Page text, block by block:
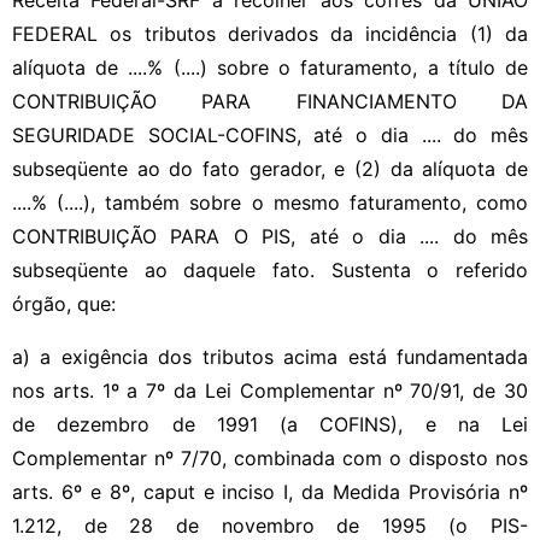
FEDERAL os tributos derivados da incidência (1) da
alíquota de ....% (....) sobre o faturamento, a título de
CONTRIBUIÇÃO PARA FINANCIAMENTO DA
SEGURIDADE SOCIAL-COFINS, até o dia .... do mês
subseqüente ao do fato gerador, e (2) da alíquota de
....% (....), também sobre o mesmo faturamento, como
CONTRIBUIÇÃO PARA O PIS, até o dia .... do mês
subseqüente ao daquele fato. Sustenta o referido
órgão, que:
a) a exigência dos tributos acima está fundamentada
nos arts. 1º a 7º da Lei Complementar nº 70/91, de 30
de dezembro de 1991 (a COFINS), e na Lei
Complementar nº 7/70, combinada com o disposto nos
arts. 6º e 8º, caput e inciso I, da Medida Provisória nº
1.212, de 28 de novembro de 1995 (o PIS-